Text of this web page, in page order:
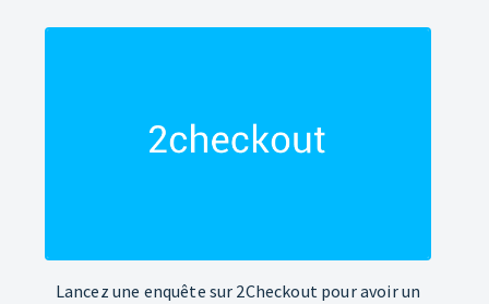
Lancez une enquête sur 2Checkout pour avoir un